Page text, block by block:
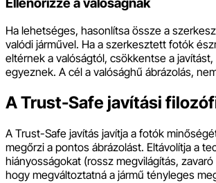
Ha lehetséges, hasonlítsa össze a
valódi járművel. Ha a szerkesztett fotók
eltérnek a valóságtól, csökkentse a
egyeznek. A cél a valósághű ábrázolás,
A Trust-Safe javítási
A Trust-Safe javítás javítja a fotók
megőrzi a pontos ábrázolást. Eltávolítja a
hiányosságokat (rossz megvilágítás,
hogy megváltoztatná a jármű tényleges